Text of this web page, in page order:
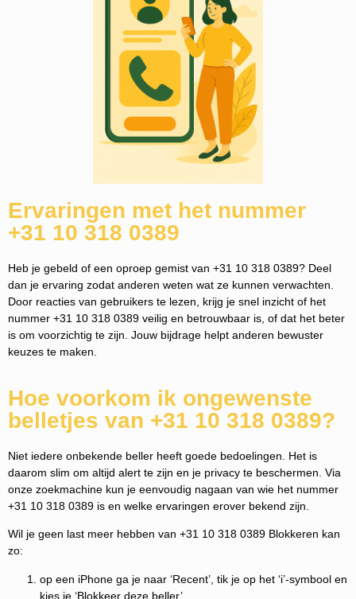
Ervaringen met het nummer
+31 10 318 0389
Heb je gebeld of een oproep gemist van +31 10 318 0389? Deel
dan je ervaring zodat anderen weten wat ze kunnen verwachten.
Door reacties van gebruikers te lezen, krijg je snel inzicht of het
nummer +31 10 318 0389 veilig en betrouwbaar is, of dat het beter
is om voorzichtig te zijn. Jouw bijdrage helpt anderen bewuster
keuzes te maken.
Hoe voorkom ik ongewenste
belletjes van +31 10 318 0389?
Niet iedere onbekende beller heeft goede bedoelingen. Het is
daarom slim om altijd alert te zijn en je privacy te beschermen. Via
onze zoekmachine kun je eenvoudig nagaan van wie het nummer
+31 10 318 0389 is en welke ervaringen erover bekend zijn.
Wil je geen last meer hebben van +31 10 318 0389 Blokkeren kan
zo:
op een iPhone ga je naar ‘Recent’, tik je op het ‘i’-symbool en
kies je ‘Blokkeer deze beller’.